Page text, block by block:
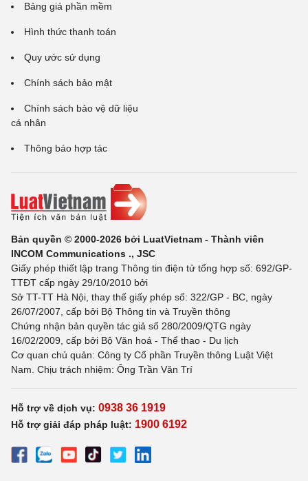
Bảng giá phần mềm
Hình thức thanh toán
Quy ước sử dụng
Chính sách bảo mật
Chính sách bảo vệ dữ liệu
cá nhân
Thông báo hợp tác
Bản quyền © 2000-2026 bởi LuatVietnam - Thành viên
INCOM Communications ., JSC
Giấy phép thiết lập trang Thông tin điện tử tổng hợp số: 692/GP-
TTĐT cấp ngày 29/10/2010 bởi
Sở TT-TT Hà Nội, thay thế giấy phép số: 322/GP - BC, ngày
26/07/2007, cấp bởi Bộ Thông tin và Truyền thông
Chứng nhận bản quyền tác giả số 280/2009/QTG ngày
16/02/2009, cấp bởi Bộ Văn hoá - Thể thao - Du lịch
Cơ quan chủ quản: Công ty Cổ phần Truyền thông Luật Việt
Nam. Chịu trách nhiệm: Ông Trần Văn Trí
Hỗ trợ về dịch vụ: 0938 36 1919
Hỗ trợ giải đáp pháp luật: 1900 6192